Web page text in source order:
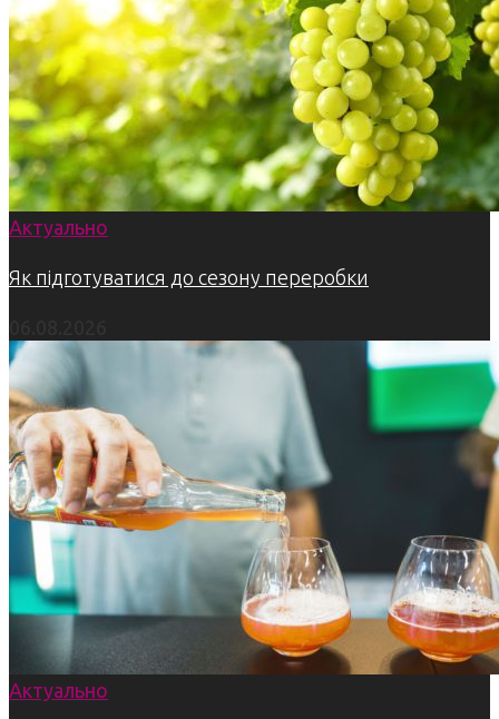
Актуально
Як підготуватися до сезону переробки
Актуально